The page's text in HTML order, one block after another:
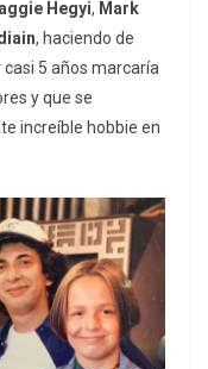
Hegyi, Mark
, haciendo de
5 años marcaría
y que se
increíble hobbie en